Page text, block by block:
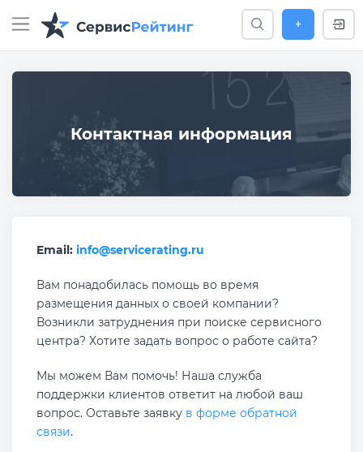
+
Контактная информация
Email: info@servicerating.ru
Вам понадобилась помощь во время
размещения данных о своей компании?
Возникли затруднения при поиске сервисного
центра? Хотите задать вопрос о работе сайта?
Мы можем Вам помочь! Наша служба
поддержки клиентов ответит на любой ваш
вопрос. Оставьте заявку в форме обратной
связи.